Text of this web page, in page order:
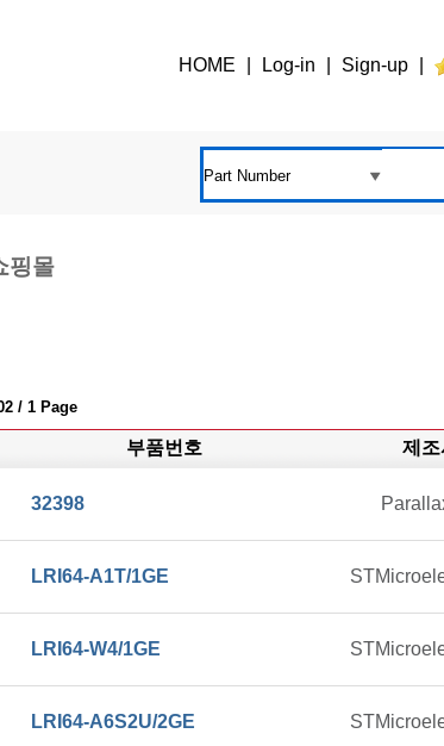
HOME Log-in Sign-up
핑몰
/ 1 Page
부품번호 제
32398
LRI64-A1T/1GE
LRI64-W4/1GE
LRI64-A6S2U/2GE